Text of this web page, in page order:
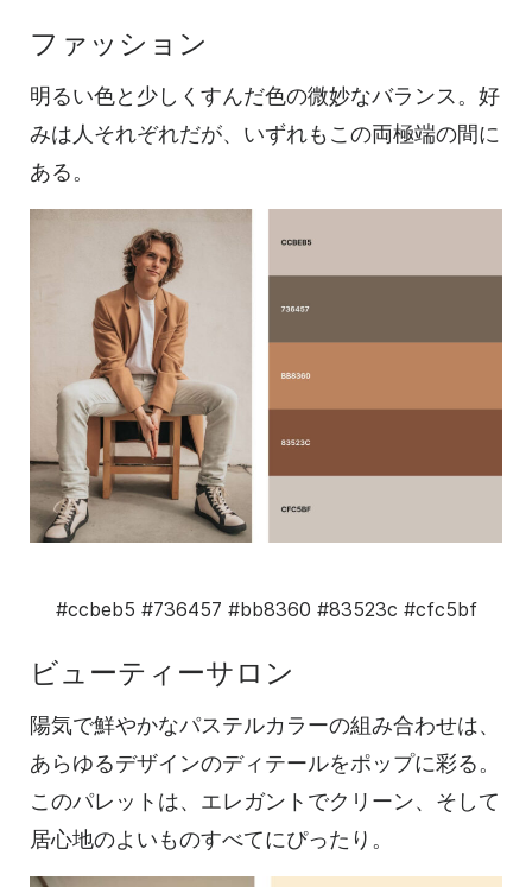
ファッション
明るい色と少しくすんだ色の微妙なバランス。好
みは人それぞれだが、いずれもこの両極端の間に
ある。
#ccbeb5 #736457 #bb8360 #83523c #cfc5bf
ビューティーサロン
陽気で鮮やかなパステルカラーの組み合わせは、
あらゆるデザインのディテールをポップに彩る。
このパレットは、エレガントでクリーン、そして
居心地のよいものすべてにぴったり。